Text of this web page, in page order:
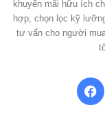
khuyến mãi hữu ích
hợp, chọn lọc kỹ
tư vấn cho người